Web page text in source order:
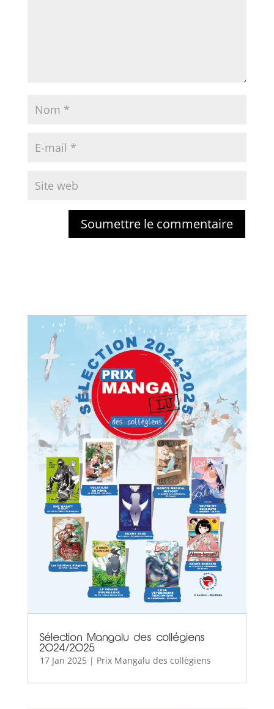
Soumettre le commentaire
Sélection Mangalu des collégiens
2024/2025
17 Jan 2025| Prix Mangalu des collègiens